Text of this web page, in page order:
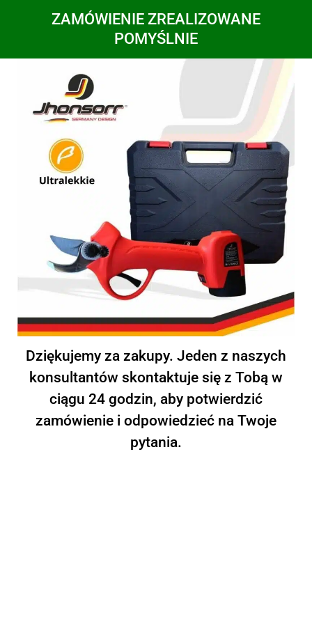
ZAMÓWIENIE ZREALIZOWANE
POMYŚLNIE
Dziękujemy za zakupy. Jeden z naszych
konsultantów skontaktuje się z Tobą w
ciągu 24 godzin, aby potwierdzić
zamówienie i odpowiedzieć na Twoje
pytania.